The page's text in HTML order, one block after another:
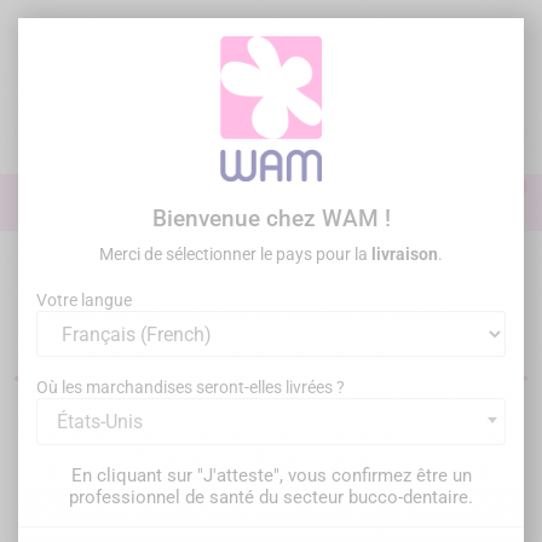
Promos sur le matériel dentaire
Pertinence
Bienvenue chez WAM !
Merci de sélectionner le pays pour la livraison.
Votre langue
Où les marchandises seront-elles livrées ?
États-Unis
En cliquant sur "J'atteste", vous confirmez être un
professionnel de santé du secteur bucco-dentaire.